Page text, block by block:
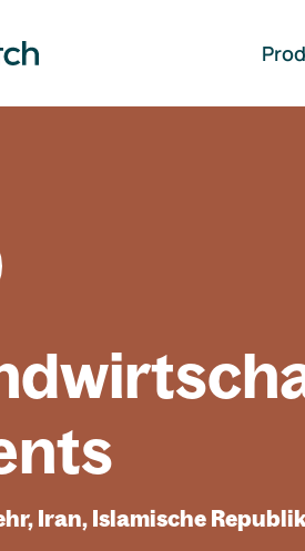
Iran, Islamische